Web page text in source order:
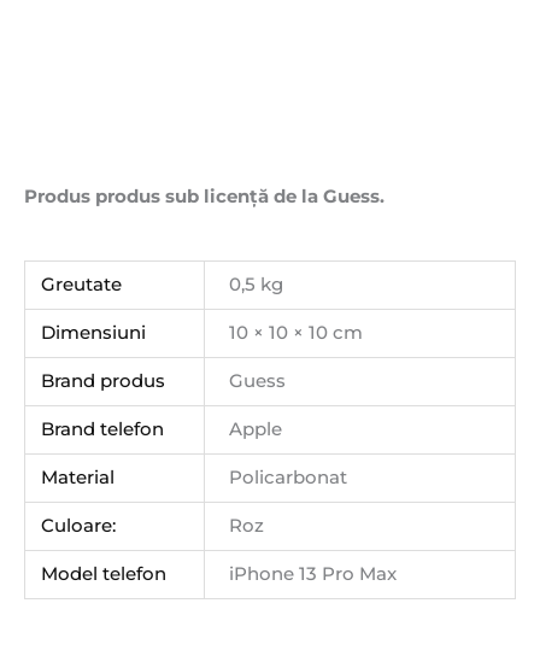
Produs produs sub licență de la Guess.
Greutate 0,5 kg
Dimensiuni 10 × 10 × 10 cm
Brand produs Guess
Brand telefon Apple
Material Policarbonat
Culoare: Roz
Model telefon iPhone 13 Pro Max